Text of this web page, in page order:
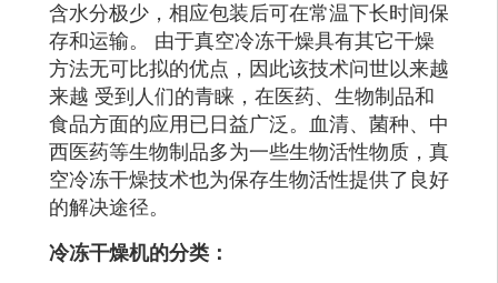
含水分极少，相应包装后可在常温下长时间保
存和运输。 由于真空冷冻干燥具有其它干燥
方法无可比拟的优点，因此该技术问世以来越
来越 受到人们的青睐，在医药、生物制品和
食品方面的应用已日益广泛。血清、菌种、中
西医药等生物制品多为一些生物活性物质，真
空冷冻干燥技术也为保存生物活性提供了良好
的解决途径。
冷冻干燥机的分类：